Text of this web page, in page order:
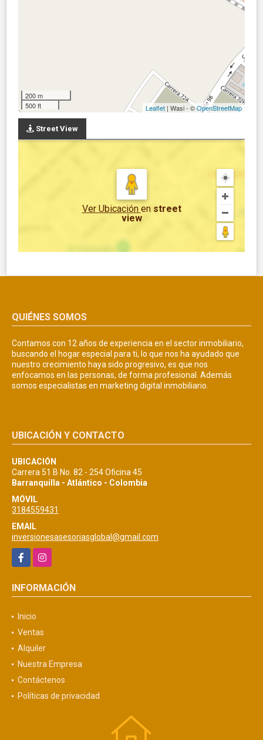
200 m
500 ft
Leaflet | Wasi - ©OpenStreetMap
Street View
Ver Ubicación en street
view
QUIÉNES SOMOS
Contamos con 12 años de experiencia en el sector inmobiliario,
buscando el hogar especial para ti, lo que nos ha ayudado que
nuestro crecimiento haya sido progresivo, es que nos
enfocamos en las personas, de forma profesional. Además
somos especialistas en marketing digital inmobiliario.
UBICACIÓN Y CONTACTO
UBICACIÓN
Carrera 51 B No. 82 - 254 Oficina 45
Barranquilla - Atlántico - Colombia
MÓVIL
3184559431
EMAIL
inversionesasesoriasglobal@gmail.com
FacebookInstagram
INFORMACIÓN
Inicio
Ventas
Alquiler
Nuestra Empresa
Contáctenos
Políticas de privacidad